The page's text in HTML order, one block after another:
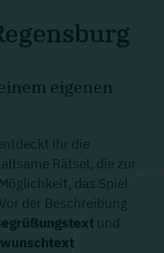
eigenen
ihr die
Rätsel, die zur
das Spiel
der Beschreibung
und